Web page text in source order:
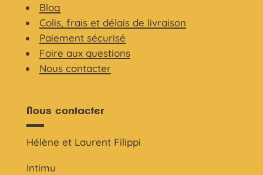
Blog
Colis, frais et délais de livraison
Paiement sécurisé
Foire aux questions
Nous contacter
Nous contacter
Hélène et Laurent Filippi
Intimu